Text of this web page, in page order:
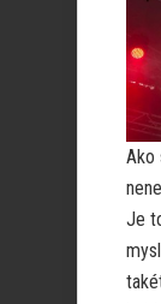
Ako
Je